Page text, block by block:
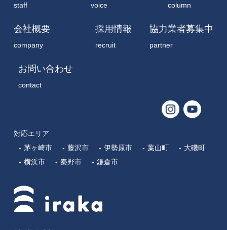
staff voice column
会社概要
company
採用情報
recruit
協力業者募集中
partner
お問い合わせ
contact
対応エリア
茅ヶ崎市
藤沢市 伊勢原市 葉山町
大磯町
横浜市
秦野市 鎌倉市